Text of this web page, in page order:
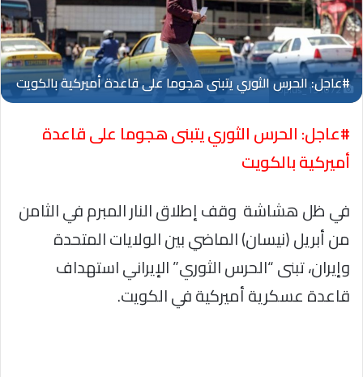
Oplus_131072
#عاجل: الحرس الثوري يتبنى هجوما على قاعدة
أميركية بالكويت
في ظل هشاشة وقف إطلاق النار المبرم في الثامن
من أبريل (نيسان) الماضي بين الولايات المتحدة
وإيران، تبنى “الحرس الثوري” الإيراني استهداف
قاعدة عسكرية أميركية في الكويت.